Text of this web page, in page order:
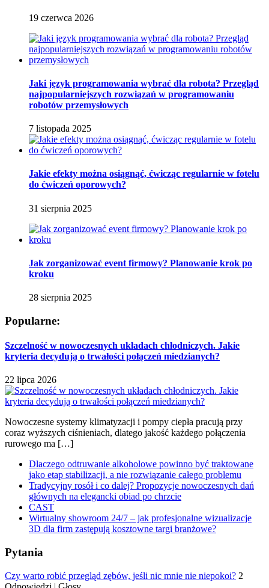
19 czerwca 2026
Jaki język programowania wybrać dla robota? Przegląd
najpopularniejszych rozwiązań w programowaniu
robotów przemysłowych
7 listopada 2025
Jakie efekty można osiągnąć, ćwicząc regularnie w fotelu
do ćwiczeń oporowych?
31 sierpnia 2025
Jak zorganizować event firmowy? Planowanie krok po
kroku
28 sierpnia 2025
Popularne:
Szczelność w nowoczesnych układach chłodniczych. Jakie
kryteria decydują o trwałości połączeń miedzianych?
22 lipca 2026
Nowoczesne systemy klimatyzacji i pompy ciepła pracują przy
coraz wyższych ciśnieniach, dlatego jakość każdego połączenia
rurowego ma […]
Dlaczego odtruwanie alkoholowe powinno być traktowane
jako etap stabilizacji, a nie rozwiązanie całego problemu
Tradycyjny rosół i co dalej? Propozycje nowoczesnych dań
głównych na elegancki obiad po chrzcie
CAST
Wirtualny showroom 24/7 – jak profesjonalne wizualizacje
3D dla firm zastępują kosztowne targi branżowe?
Pytania
Czy warto robić przegląd zębów, jeśli nic mnie nie niepokoi? 2